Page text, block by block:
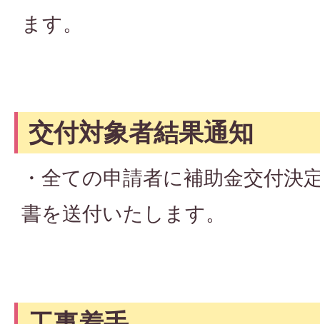
ます。
交付対象者結果通知
・全ての申請者に補助金交付決
書を送付いたします。